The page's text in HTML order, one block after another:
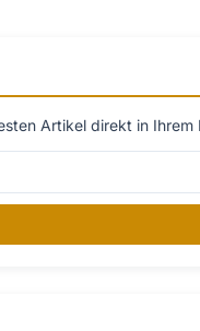
Artikel direkt in